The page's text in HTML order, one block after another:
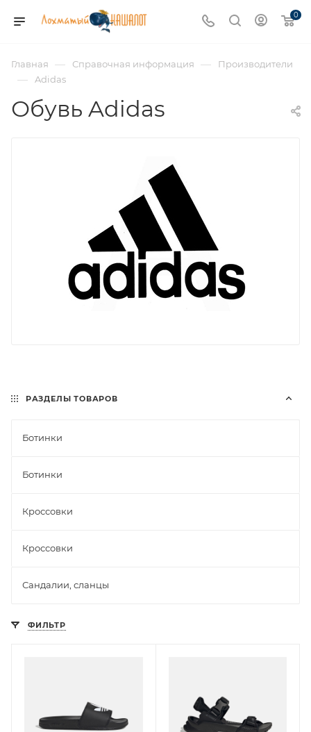
0
Главная — Справочная информация — Производители
— Adidas
Обувь Adidas
РАЗДЕЛЫ ТОВАРОВ
Ботинки
Ботинки
Кроссовки
Кроссовки
Сандалии, сланцы
ФИЛЬТР